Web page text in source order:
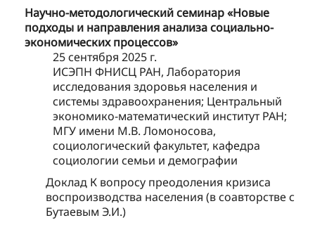
Научно-методологический семинар «Новые
подходы и направления анализа социально-
экономических процессов»
25 сентября 2025 г.
ИСЭПН ФНИСЦ РАН, Лаборатория
исследования здоровья населения и
системы здравоохранения; Центральный
экономико-математический институт РАН;
МГУ имени М.В. Ломоносова,
социологический факультет, кафедра
социологии семьи и демографии
Доклад К вопросу преодоления кризиса
воспроизводства населения (в соавторстве с
Бутаевым Э.И.)